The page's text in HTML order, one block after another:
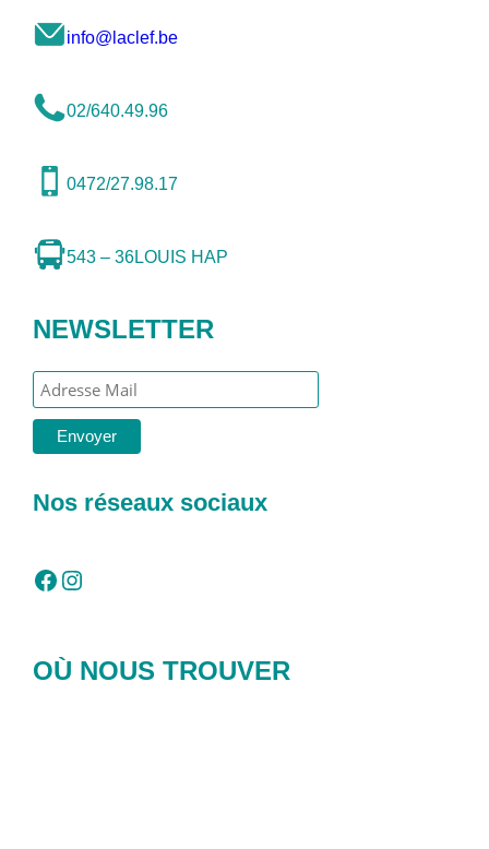
info@laclef.be
02/640.49.96
0472/27.98.17
543 – 36LOUIS HAP
NEWSLETTER
Nos réseaux sociaux
Facebook Instagram
OÙ NOUS TROUVER